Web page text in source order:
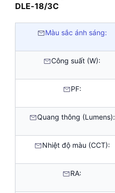
DLE-18/3C
Màu sắc ánh sáng:
Công suất (W):
PF:
Quang thông (Lumens):
Nhiệt độ màu (CCT):
RA: